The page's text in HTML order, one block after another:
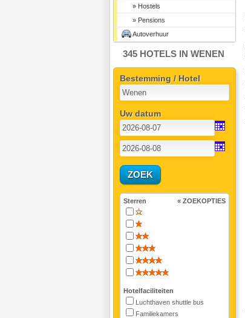
» Hostels
» Pensions
Autoverhuur
345 HOTELS IN WENEN
Bestemming / Hotel
Uw datum
Sterren « ZOEKOPTIES
Hotelfaciliteiten
Luchthaven shuttle bus
Familiekamers